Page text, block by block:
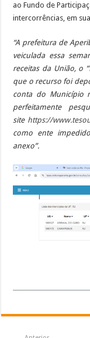
ao Fundo de
intercorrências, em
“A prefeitura de
veiculada essa
receitas da União, o
que o recurso foi
conta do Município
perfeitamente
site https://
como ente
anexo”.